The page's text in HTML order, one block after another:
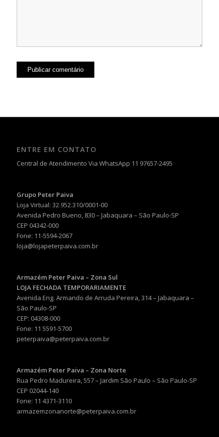
ENTRE EM CONTATO
Central de Atendimento Via WhatsApp 11 97657-2495
Grupo Peter Paiva
Loja Virtual: 32.952.310/0001-00
Avenida Pedro Bueno, 830 – Jabaquara – São Paulo-SP
CEP 04342-000
Fone: 11-5594-2067
loja@lojapeterpaiva.com.br
Armazém Peter Paiva – Zona Sul
LOJA FECHADA TEMPORARIAMENTE
Avenida Eng. Armando de Arruda Pereira, 314 – Jabaquara –
São Paulo-SP
CEP: 04308-000
Fone: 11 5591-5700
peterpaiva@peterpaiva.com.br
Armazém Peter Paiva – Zona Norte
Rua Pedro Madureira, 557 – Jardim São Paulo – São Paulo-SP
CEP 02044-140
Fone: 11 4371-3110
armazemzonanorte@peterpaiva.com.br